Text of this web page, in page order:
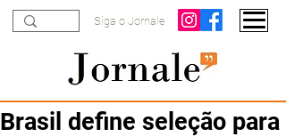
Siga o Jornale
Brasil define seleção para